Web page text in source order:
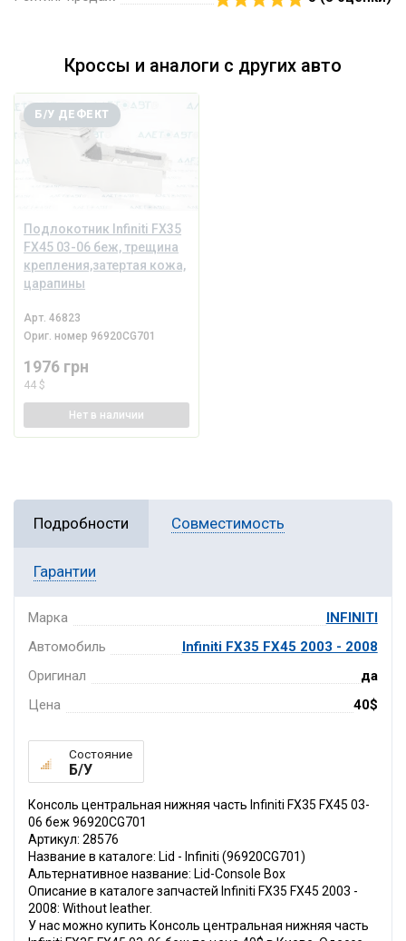
Кроссы и аналоги с других авто
Подлокотник Infiniti FX35
FX45 03-06 беж, трещина
крепления,затертая кожа,
царапины
Б/У ДЕФЕКТ
Арт.46823
Ориг. номер 96920CG701
1976 грн
44 $
Нет в наличии
Подробности Совместимость
Гарантии
Марка
INFINITI
Автомобиль
Infiniti FX35 FX45 2003 - 2008
Оригинал
да
Цена
40$
Состояние
Б/У
Консоль центральная нижняя часть Infiniti FX35 FX45 03-
06 беж 96920CG701
Артикул: 28576
Название в каталоге: Lid - Infiniti (96920CG701)
Альтернативное название: Lid-Console Box
Описание в каталоге запчастей Infiniti FX35 FX45 2003 -
2008: Without leather.
У нас можно купить Консоль центральная нижняя часть